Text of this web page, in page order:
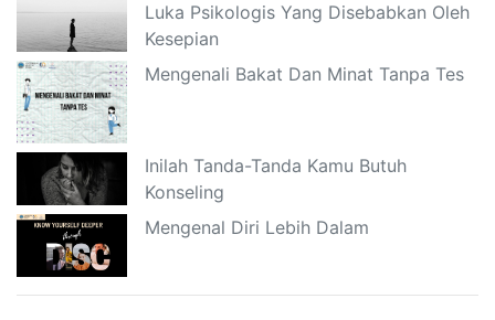
Luka Psikologis Yang Disebabkan Oleh
Kesepian
Mengenali Bakat Dan Minat Tanpa Tes
Inilah Tanda-Tanda Kamu Butuh
Konseling
Mengenal Diri Lebih Dalam